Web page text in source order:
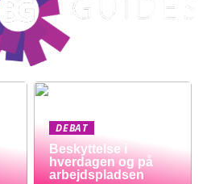
DEBAT
Beskyttelse i
hverdagen og på
arbejdspladsen